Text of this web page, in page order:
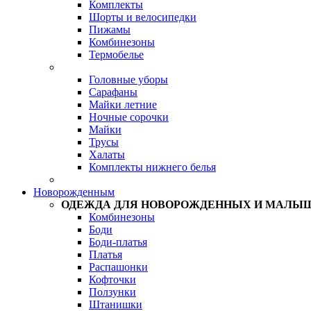
Комплекты
Шорты и велосипедки
Пижамы
Комбинезоны
Термобелье
Головные уборы
Сарафаны
Майки летние
Ночные сорочки
Майки
Трусы
Халаты
Комплекты нижнего белья
Новорожденным
ОДЕЖДА ДЛЯ НОВОРОЖДЕННЫХ И
Комбинезоны
Боди
Боди-платья
Платья
Распашонки
Кофточки
Ползунки
Штанишки